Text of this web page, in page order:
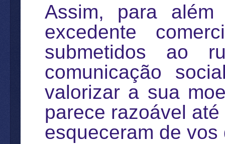
Assim, para
excedente
submetidos ao
comunicação
valorizar a sua
parece razoável
esqueceram de vos